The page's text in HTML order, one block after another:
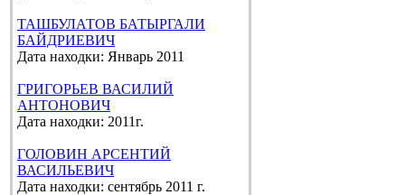
ТАШБУЛАТОВ БАТЫРГАЛИ
БАЙДРИЕВИЧ
Дата находки: Январь 2011
ГРИГОРЬЕВ ВАСИЛИЙ
АНТОНОВИЧ
Дата находки: 2011г.
ГОЛОВИН АРСЕНТИЙ
ВАСИЛЬЕВИЧ
Дата находки: сентябрь 2011 г.